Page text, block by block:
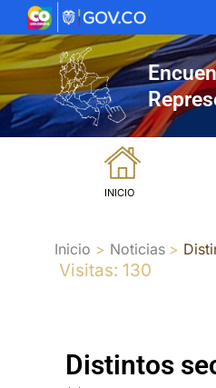
al
contenido
INICIO
Inicio Noticias
Visitas: 130
Distintos